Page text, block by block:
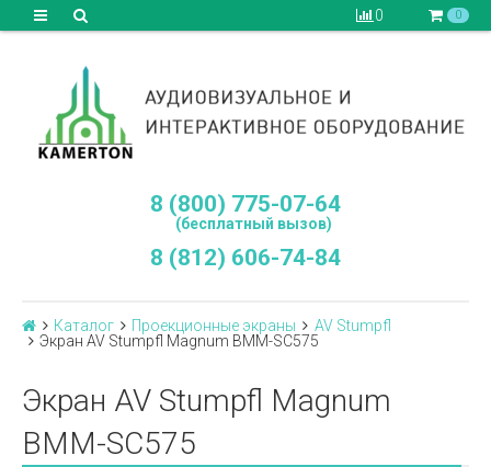
0 0
8 (800) 775-07-64
(бесплатный вызов)
8 (812) 606-74-84
Каталог Проекционные экраны
AV Stumpfl
Экран AV Stumpfl Magnum BMM-SC575
Экран AV Stumpfl Magnum
BMM-SC575